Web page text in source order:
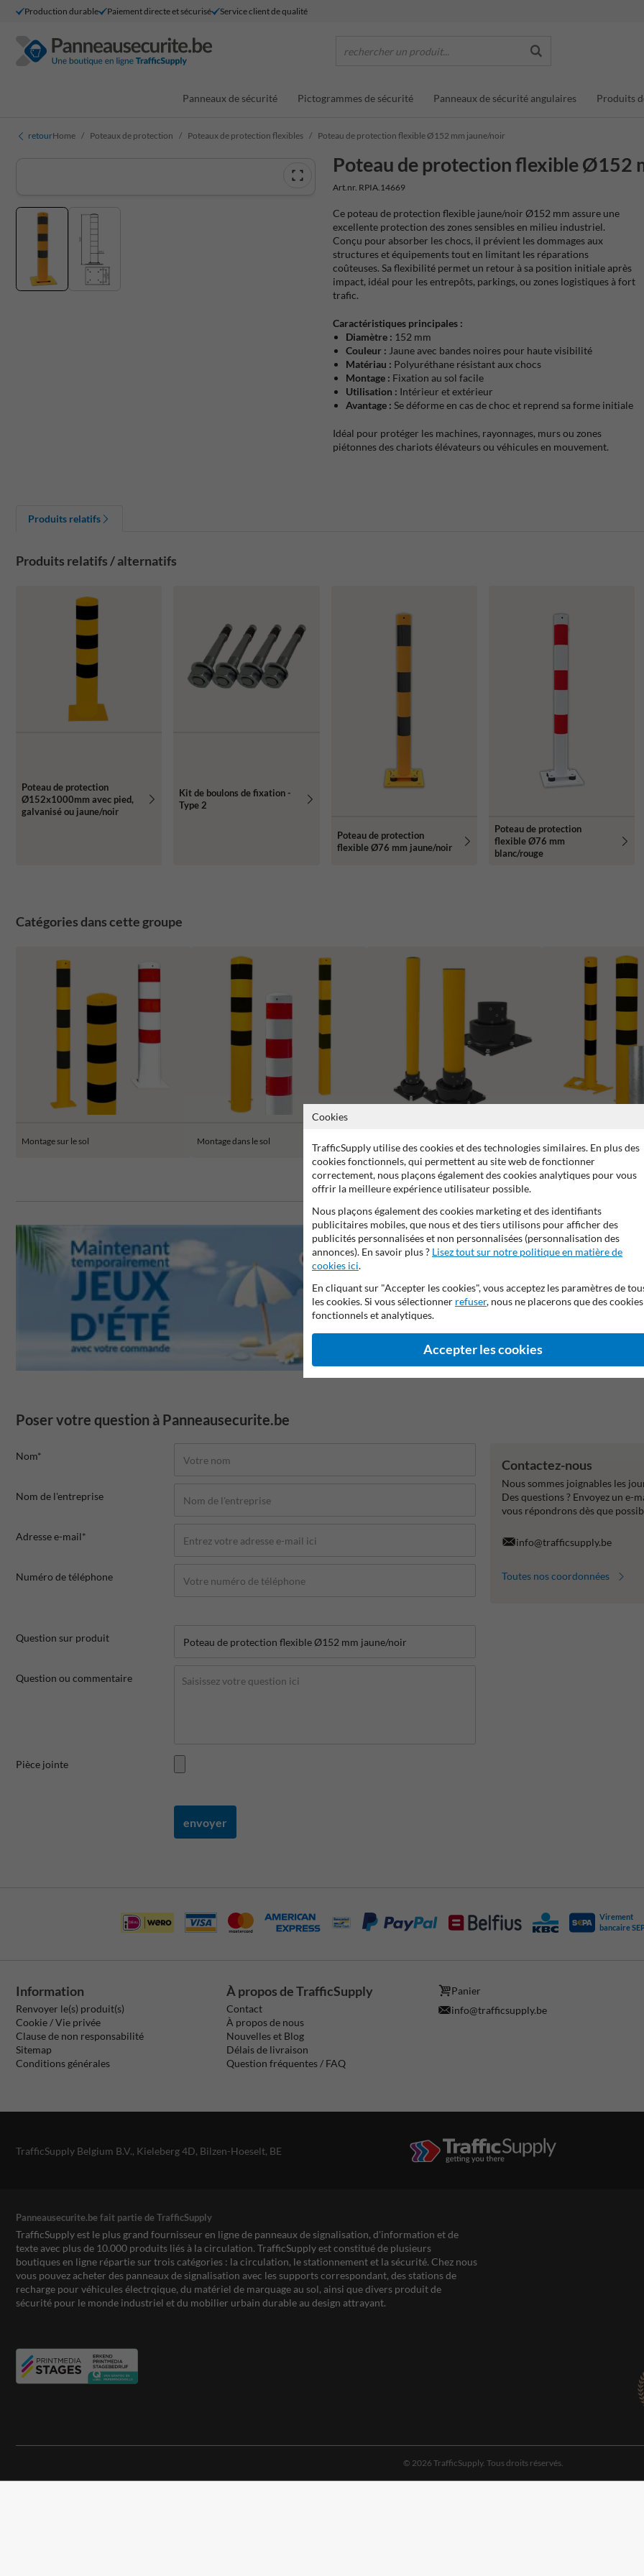
Production durable Paiement directe et sécurisé Service client de qualité
rechercher un produit...
Panneaux de sécurité Pictogrammes de sécurité Panneaux de sécurité angulaires Produits
retourHome Poteaux de protection Poteaux de protection flexibles Poteau de protection flexible Ø152 mm jaune/noir
Poteau de protection flexible Ø152
Art.nr. RPIA.14669
Ce poteau de protection flexible jaune/noir Ø152 mm assure une
excellente protection des zones sensibles en milieu industriel.
Conçu pour absorber les chocs, il prévient les dommages aux
structures et équipements tout en limitant les réparations
coûteuses. Sa flexibilité permet un retour à sa position initiale après
impact, idéal pour les entrepôts, parkings, ou zones logistiques à fort
trafic.
Caractéristiques principales :
Diamètre : 152 mm
Couleur : Jaune avec bandes noires pour haute visibilité
Matériau : Polyuréthane résistant aux chocs
Montage : Fixation au sol facile
Utilisation : Intérieur et extérieur
Avantage : Se déforme en cas de choc et reprend sa forme initiale
Idéal pour protéger les machines, rayonnages, murs ou zones
piétonnes des chariots élévateurs ou véhicules en mouvement.
Produits relatifs
Produits relatifs / alternatifs
Poteau de protection
Ø152x1000mm avec pied,
galvanisé ou jaune/noir
Kit de boulons de fixation -
Type 2
Poteau de protection
flexible Ø76 mm jaune/noir
Poteau de protection
flexible Ø76 mm
blanc/rouge
Catégories dans cette groupe
Montage sur le sol Montage dans le sol
Poser votre question à Panneausecurite.be
Nom*
Nom de l'entreprise
Adresse e-mail*
Numéro de téléphone
Question sur produit
Question ou commentaire
Pièce jointe
envoyer
Contactez-nous
Nous sommes joignables les
Des questions ? Envoyez un e-
vous répondrons dès que
info@trafficsupply.be
Toutes nos coordonnées
Virement
bancaire
Information
Renvoyer le(s) produit(s)
Cookie / Vie privée
Clause de non responsabilité
Sitemap
Conditions générales
À propos de TrafficSupply
Contact
À propos de nous
Nouvelles et Blog
Délais de livraison
Question fréquentes / FAQ
Panier
info@trafficsupply.be
TrafficSupply Belgium B.V., Kieleberg 4D, Bilzen-Hoeselt, BE
Panneausecurite.be fait partie de TrafficSupply
TrafficSupply est le plus grand fournisseur en ligne de panneaux de signalisation, d'information et de
texte avec plus de 10.000 produits liés à la circulation. TrafficSupply est constitué de plusieurs
boutiques en ligne répartie sur trois catégories : la circulation, le stationnement et la sécurité. Chez nous
vous pouvez acheter des panneaux de signalisation avec les supports correspondant, des stations de
recharge pour véhicules électrqique, du matériel de marquage au sol, ainsi que divers produit de
sécurité pour le monde industriel et du mobilier urbain durable au design attrayant.
© 2026 TrafficSupply. Tous droits réservés.
Cookies
TrafficSupply utilise des cookies et des technologies similaires. En plus des
cookies fonctionnels, qui permettent au site web de fonctionner
correctement, nous plaçons également des cookies analytiques pour vous
offrir la meilleure expérience utilisateur possible.
Nous plaçons également des cookies marketing et des identifiants
publicitaires mobiles, que nous et des tiers utilisons pour afficher des
publicités personnalisées et non personnalisées (personnalisation des
annonces). En savoir plus ? Lisez tout sur notre politique en matière de
cookies ici.
En cliquant sur "Accepter les cookies", vous acceptez les paramètres de
les cookies. Si vous sélectionner refuser, nous ne placerons que des cookies
fonctionnels et analytiques.
Accepter les cookies